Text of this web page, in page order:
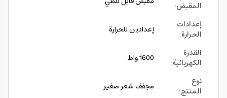
المقبض:
إعدادات
الحرارة:
إعدادين للحرارة
القدرة
الكهربائية:
1600 واط
نوع
المنتج:
مجفف شعر صغير